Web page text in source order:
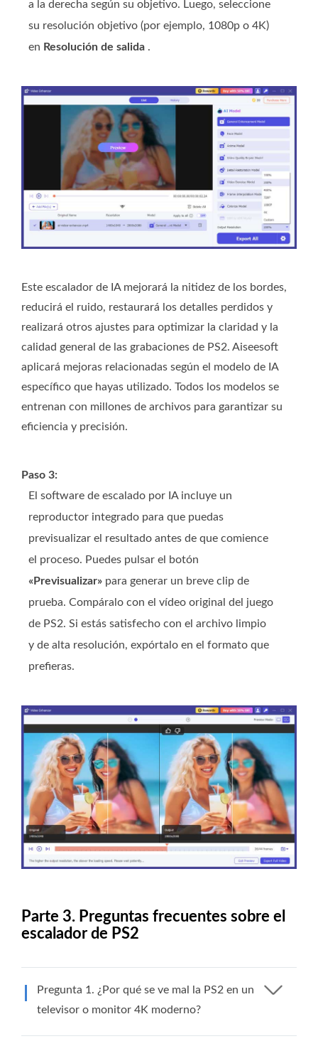
a la derecha según su objetivo. Luego, seleccione
su resolución objetivo (por ejemplo, 1080p o 4K)
en Resolución de salida .
Este escalador de IA mejorará la nitidez de los bordes,
reducirá el ruido, restaurará los detalles perdidos y
realizará otros ajustes para optimizar la claridad y la
calidad general de las grabaciones de PS2. Aiseesoft
aplicará mejoras relacionadas según el modelo de IA
específico que hayas utilizado. Todos los modelos se
entrenan con millones de archivos para garantizar su
eficiencia y precisión.
Paso 3:
El software de escalado por IA incluye un
reproductor integrado para que puedas
previsualizar el resultado antes de que comience
el proceso. Puedes pulsar el botón
«Previsualizar» para generar un breve clip de
prueba. Compáralo con el vídeo original del juego
de PS2. Si estás satisfecho con el archivo limpio
y de alta resolución, expórtalo en el formato que
prefieras.
Parte 3. Preguntas frecuentes sobre el
escalador de PS2
Pregunta 1. ¿Por qué se ve mal la PS2 en un
televisor o monitor 4K moderno?